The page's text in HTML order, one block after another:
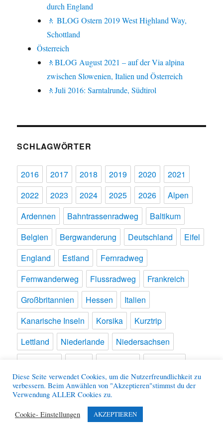
durch England
🚶 BLOG Ostern 2019 West Highland Way,
Schottland
Österreich
🚶BLOG August 2021 – auf der Via alpina
zwischen Slowenien, Italien und Österreich
🚶Juli 2016: Sarntalrunde, Südtirol
SCHLAGWÖRTER
2016 2017 2018 2019 2020
2021
2022
2023 2024 2025 2026
Alpen
Ardennen
Bahntrassenradweg
Baltikum
Belgien
Bergwanderung Deutschland
Eifel
England
Estland
Fernradweg
Fernwanderweg
Flussradweg
Frankreich
Großbritannien
Hessen
Italien
Kanarische Inseln
Korsika
Kurztrip
Lettland
Niederlande
Niedersachsen
Radtour
Rheinland-Pfalz
Slowenien
Wandertour
Diese Seite verwendet Cookies, um die Nutzerfreundlichkeit zu
verbessern. Beim Anwählen von "Akzeptieren"stimmst du der
Verwendung ALLER Cookies zu.
Cookie- Einstellungen AKZEPTIEREN